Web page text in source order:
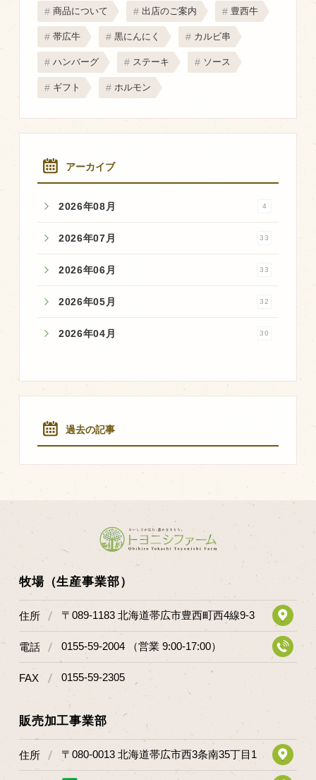
商品について 出店のご案内 豊西牛
帯広牛 黒にんにく カルビ串
ハンバーグ ステーキ ソース
ギフト ホルモン
アーカイブ
2026年08月 4
2026年07月 33
2026年06月 33
2026年05月 32
2026年04月 30
過去の記事
牧場（生産事業部）
住所 〒089-1183 北海道帯広市豊西町西4線9-3
電話 0155-59-2004 （営業 9:00-17:00）
FAX 0155-59-2305
販売加工事業部
住所 〒080-0013 北海道帯広市西3条南35丁目1
Twitter
LINE公式アカウント
Instagram
RSS フィード